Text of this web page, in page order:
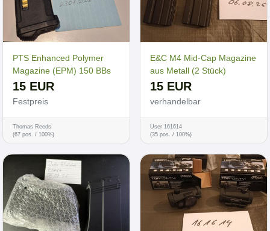
PTS Enhanced Polymer
Magazine (EPM) 150 BBs
15 EUR
Festpreis
Thomas Reeds
(67 pos. / 100%)
E&C M4 Mid-Cap Magazine
aus Metall (2 Stück)
15 EUR
verhandelbar
User 161614
(35 pos. / 100%)